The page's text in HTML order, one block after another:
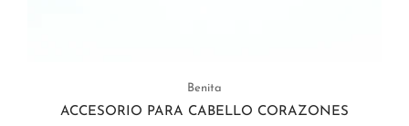
Benita
ACCESORIO PARA CABELLO CORAZONES